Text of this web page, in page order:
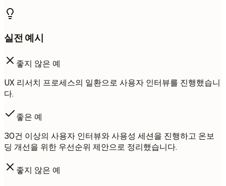
실전 예시
좋지 않은 예
UX 리서치 프로세스의 일환으로 사용자 인터뷰를 진행했습니
다.
좋은 예
30건 이상의 사용자 인터뷰와 사용성 세션을 진행하고 온보
딩 개선을 위한 우선순위 제안으로 정리했습니다.
좋지 않은 예